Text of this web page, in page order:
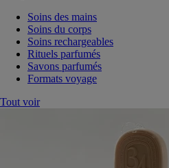
Soins des mains
Soins du corps
Soins rechargeables
Rituels parfumés
Savons parfumés
Formats voyage
Tout voir